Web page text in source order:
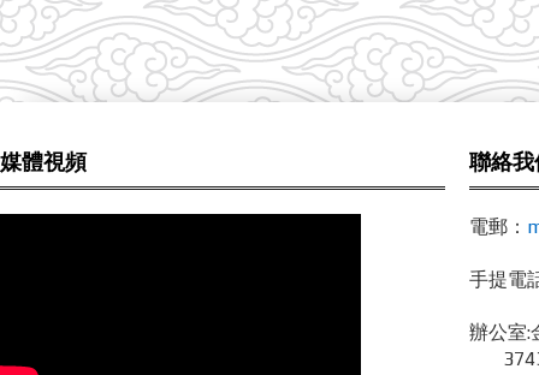
媒體視頻 聯絡我
電郵：
手提電
辦公室: